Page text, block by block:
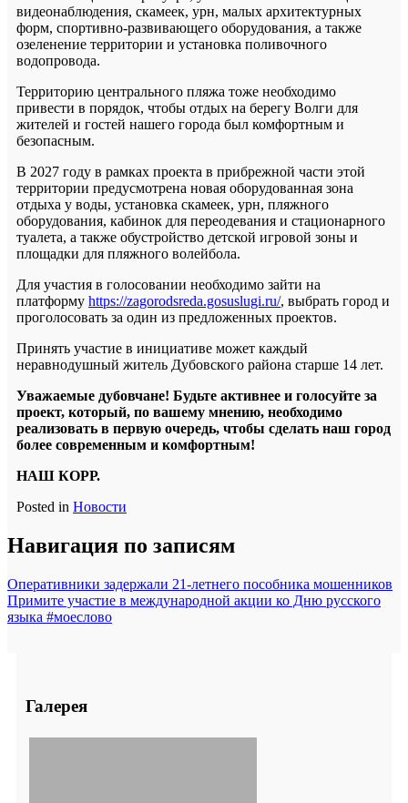
видеонаблюдения, скамеек, урн, малых архитектурных
форм, спортивно-развивающего оборудования, а также
озеленение территории и установка поливочного
водопровода.
Территорию центрального пляжа тоже необходимо
привести в порядок, чтобы отдых на берегу Волги для
жителей и гостей нашего города был комфортным и
безопасным.
В 2027 году в рамках проекта в прибрежной части этой
территории предусмотрена новая оборудованная зона
отдыха у воды, установка скамеек, урн, пляжного
оборудования, кабинок для переодевания и стационарного
туалета, а также обустройство детской игровой зоны и
площадки для пляжного волейбола.
Для участия в голосовании необходимо зайти на
платформу https://zagorodsreda.gosuslugi.ru/, выбрать город и
проголосовать за один из предложенных проектов.
Принять участие в инициативе может каждый
неравнодушный житель Дубовского района старше 14 лет.
Уважаемые дубовчане! Будьте активнее и голосуйте за
проект, который, по вашему мнению, необходимо
реализовать в первую очередь, чтобы сделать наш город
более современным и комфортным!
НАШ КОРР.
Posted in Новости
Навигация по записям
Оперативники задержали 21-летнего пособника мошенников
Примите участие в международной акции ко Дню русского
языка #моеслово
Галерея